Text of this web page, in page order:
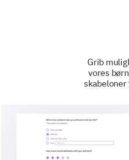
Grib
vores
skabeloner